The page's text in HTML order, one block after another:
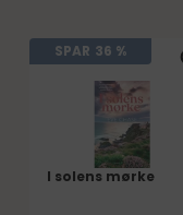
SPAR 36 %
I solens mørke